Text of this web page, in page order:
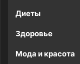
Диеты
Здоровье
Мода и красота